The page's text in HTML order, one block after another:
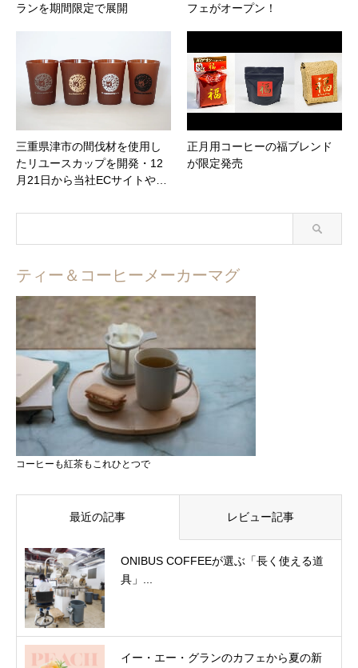
ランを期間限定で展開
フェがオープン！
三重県津市の間伐材を使用し
たリユースカップを開発・12
月21日から当社ECサイトや…
正月用コーヒーの福ブレンド
が限定発売
ティー＆コーヒーメーカーマグ
コーヒーも紅茶もこれひとつで
最近の記事 レビュー記事
ONIBUS COFFEEが選ぶ「長く使える道
具」...
イー・エー・グランのカフェから夏の新